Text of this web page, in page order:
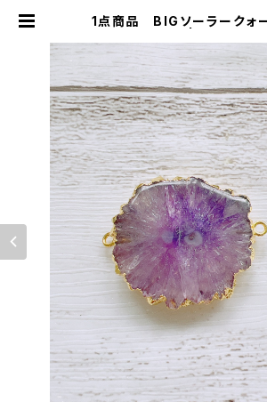
1点商品 BIGソーラークォ
ィングストーン